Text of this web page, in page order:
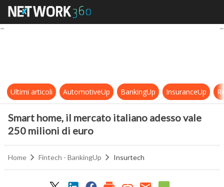
Smart home, il mercato italiano
Ultimi articoli AutomotiveUp BankingUp InsuranceUp
Smart home, il mercato italiano adesso vale
250 milioni di euro
Home Fintech - BankingUp Insurtech